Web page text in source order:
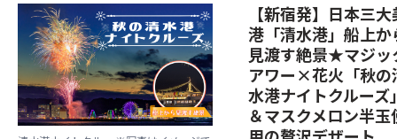
【新宿発】日本三大
港「清水港」船上か
見渡す絶景★マジッ
アワー×花火「秋の
水港ナイトクルーズ
＆マスクメロン半玉